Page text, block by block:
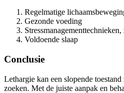
Regelmatige
Gezonde voeding
Voldoende slaap
Conclusie
Lethargie kan een slopende
zoeken. Met de juiste aanpak en